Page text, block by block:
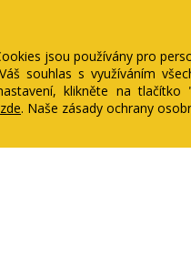
jsou používány pro
souhlas s využíváním
klikněte na tlačítko
zde. Naše zásady ochrany